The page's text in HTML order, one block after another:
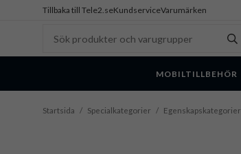
Tillbaka till Tele2.seKundserviceVarumärken
MOBILTILLBEHÖR
Startsida / Specialkategorier / Egenskapskategorier